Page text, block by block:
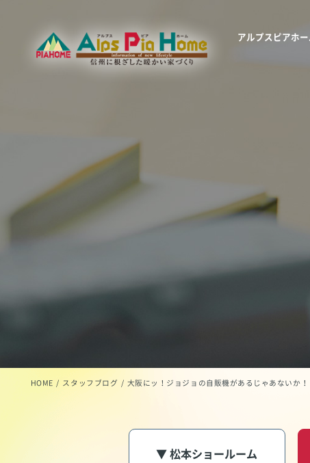
アルプスピアホ
HOME スタッフブログ 大阪にッ！ジョジョの自販機があるじゃあないか！
▼ 松本ショールーム